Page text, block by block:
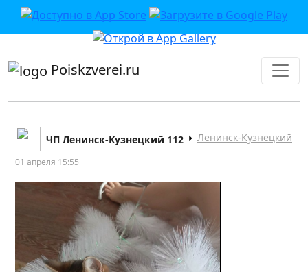
приложении или в VK">
Poiskzverei.ru
ЧП Ленинск-Кузнецкий 112 Ленинск-Кузнецкий
01 апреля 15:55